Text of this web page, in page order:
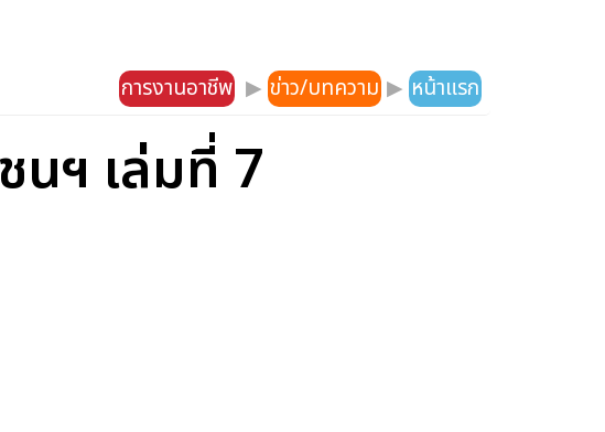
การงานอาชีพ ▶ ข่าว/บทความ ▶ หน้าแรก
นฯ เล่มที่ 7